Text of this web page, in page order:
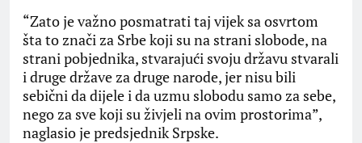
“Zato je važno posmatrati taj vijek sa osvrtom
šta to znači za Srbe koji su na strani slobode, na
strani pobjednika, stvarajući svoju državu stvarali
i druge države za druge narode, jer nisu bili
sebični da dijele i da uzmu slobodu samo za sebe,
nego za sve koji su živjeli na ovim prostorima”,
naglasio je predsjednik Srpske.